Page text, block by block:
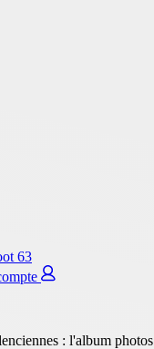
: l'album photos